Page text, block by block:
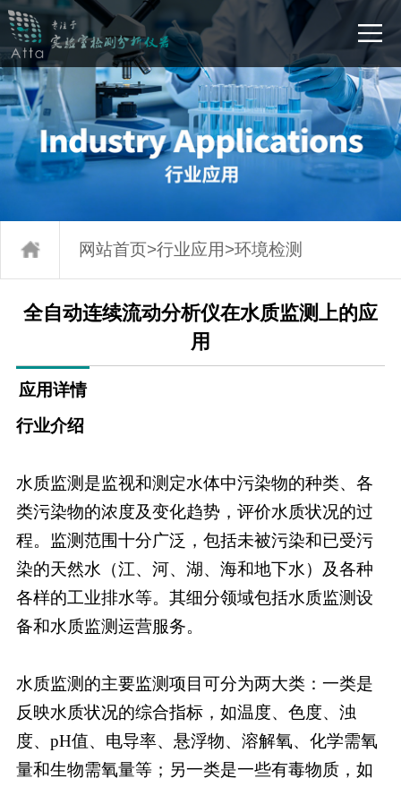
网站首页>行业应用>环境检测
全自动连续流动分析仪在水质监测上的应
用
应用详情
行业介绍
水质监测是监视和测定水体中污染物的种类、各
类污染物的浓度及变化趋势，评价水质状况的过
程。监测范围十分广泛，包括未被污染和已受污
染的天然水（江、河、湖、海和地下水）及各种
各样的工业排水等。其细分领域包括水质监测设
备和水质监测运营服务。
水质监测的主要监测项目可分为两大类：一类是
反映水质状况的综合指标，如温度、色度、浊
度、pH值、电导率、悬浮物、溶解氧、化学需氧
量和生物需氧量等；另一类是一些有毒物质，如